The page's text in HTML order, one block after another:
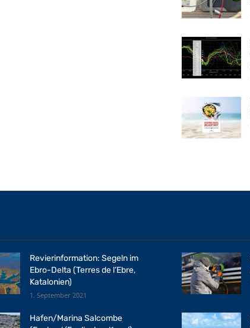
Revierinformation: Segeln im
Ebro-Delta (Terres de l’Ebre,
Katalonien)
1. September 2021
Hafen/Marina Salcombe